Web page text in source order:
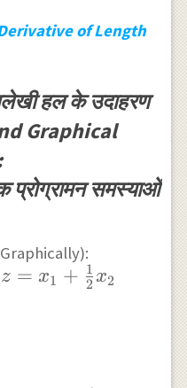
of Length
हल के उदाहरण
Graphical
प्रोग्रामन समस्याओं
z=x_{1}+\frac{1}
z = x1 + 2
1 x2